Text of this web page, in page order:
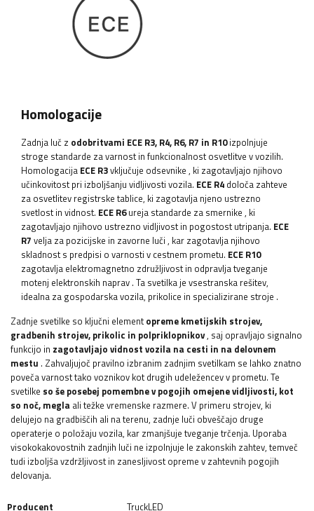
Homologacije
Zadnja luč z odobritvami ECE R3, R4, R6, R7 in R10 izpolnjuje
stroge standarde za varnost in funkcionalnost osvetlitve v vozilih.
Homologacija ECE R3vključuje odsevnike , ki zagotavljajo njihovo
učinkovitost pri izboljšanju vidljivosti vozila. ECE R4 določa zahteve
za osvetlitev registrske tablice, ki zagotavlja njeno ustrezno
svetlost in vidnost. ECE R6ureja standarde za smernike , ki
zagotavljajo njihovo ustrezno vidljivost in pogostost utripanja. ECE
R7 velja za pozicijske in zavorne luči , kar zagotavlja njihovo
skladnost s predpisi o varnosti v cestnem prometu. ECE R10
zagotavlja elektromagnetno združljivostin odpravlja tveganje
motenj elektronskih naprav . Ta svetilka je vsestranska rešitev,
idealna za gospodarska vozila, prikolice in specializirane stroje .
Zadnje svetilke so ključni elementopreme kmetijskih strojev,
gradbenih strojev, prikolic in polpriklopnikov, saj opravljajo signalno
funkcijo in zagotavljajo vidnost vozila na cesti in na delovnem
mestu . Zahvaljujoč pravilno izbranim zadnjim svetilkam se lahko znatno
poveča varnost tako voznikov kot drugih udeležencev v prometu. Te
svetilke so še posebej pomembne v pogojih omejene vidljivosti, kot
so noč, megla ali težke vremenske razmere. V primeru strojev, ki
delujejo na gradbiščih ali na terenu, zadnje luči obveščajo druge
operaterje o položaju vozila, kar zmanjšuje tveganje trčenja. Uporaba
visokokakovostnih zadnjih luči ne izpolnjuje le zakonskih zahtev, temveč
tudi izboljša vzdržljivost in zanesljivost opreme v zahtevnih pogojih
delovanja.
Producent
TruckLED